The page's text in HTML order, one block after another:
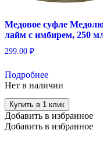
Медовое суфле
лайм с имбирем, 250
299.00 ₽
Подробнее
Нет в наличии
Купить в 1 клик
Добавить в избранное
Добавить в избранное